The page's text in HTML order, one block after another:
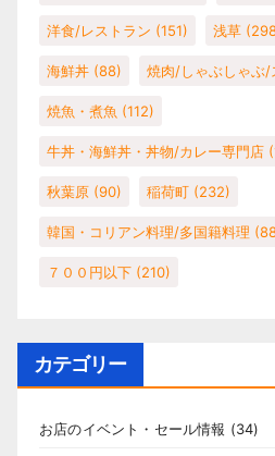
洋食/レストラン (151) 浅草
海鮮丼 (88) 焼肉/しゃぶしゃぶ/
焼魚・煮魚 (112)
牛丼・海鮮丼・丼物/カレー専門店
秋葉原 (90) 稲荷町 (232)
韓国・コリアン料理/多国籍料理
７００円以下 (210)
カテゴリー
お店のイベント・セール情報 (34)